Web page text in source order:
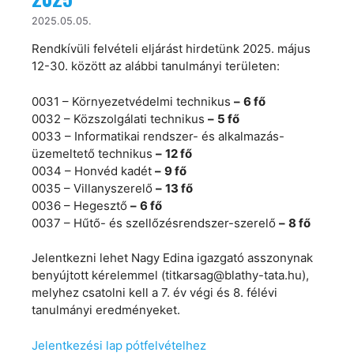
2025.05.05.
Rendkívüli felvételi eljárást hirdetünk 2025. május
12-30. között az alábbi tanulmányi területen:
0031 – Környezetvédelmi technikus – 6 fő
0032 – Közszolgálati technikus – 5 fő
0033 – Informatikai rendszer- és alkalmazás-
üzemeltető technikus – 12 fő
0034 – Honvéd kadét – 9 fő
0035 – Villanyszerelő – 13 fő
0036 – Hegesztő – 6 fő
0037 – Hűtő- és szellőzésrendszer-szerelő – 8 fő
Jelentkezni lehet Nagy Edina igazgató asszonynak
benyújtott kérelemmel (titkarsag@blathy-tata.hu),
melyhez csatolni kell a 7. év végi és 8. félévi
tanulmányi eredményeket.
Jelentkezési lap pótfelvételhez